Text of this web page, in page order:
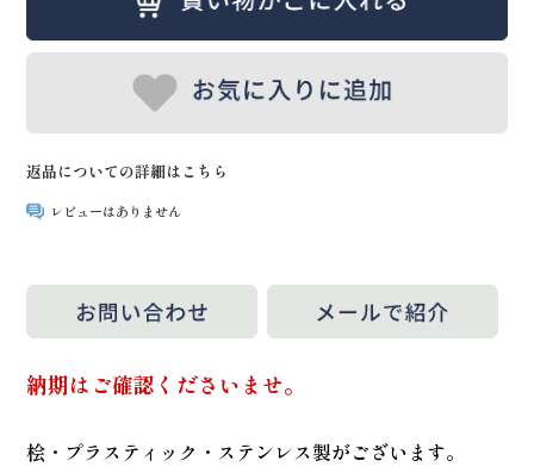
返品についての詳細はこちら
レビューはありません
納期はご確認くださいませ。
桧・プラスティック・ステンレス製がございます。